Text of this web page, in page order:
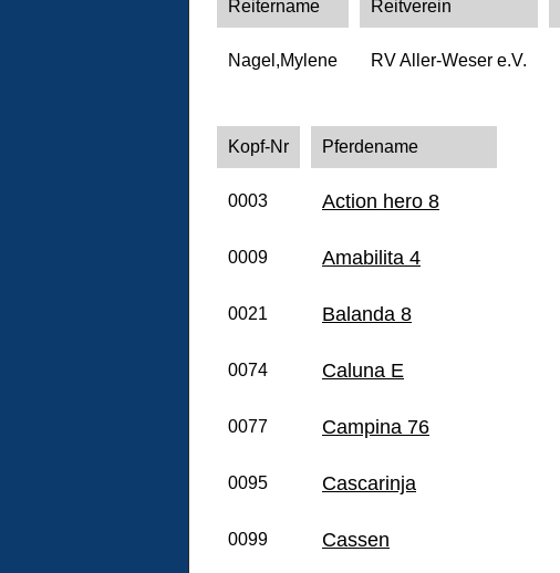
Reitername Reitverein
Nagel,Mylene RV Aller-Weser e.V.
Kopf-Nr Pferdename
0003 Action hero 8
0009 Amabilita 4
0021 Balanda 8
0074 Caluna E
0077 Campina 76
0095 Cascarinja
0099 Cassen